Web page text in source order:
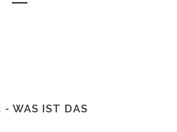
- WAS IST DAS